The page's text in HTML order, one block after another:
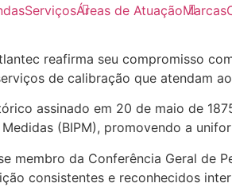
ServiçosÁreas de AtuaçãoMarcas
reafirma seu compromisso
de calibração que atendam
assinado em 20 de maio de
(BIPM), promovendo a
membro da Conferência Geral de
consistentes e reconhecidos